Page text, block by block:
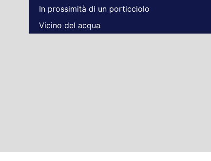
In prossimità di un porticciolo
Vicino del acqua